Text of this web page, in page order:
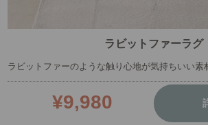
ラビットファーラグ
ラビットファーのような触り心地が気持ちいい素
¥9,980